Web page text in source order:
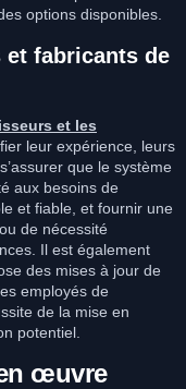
options disponibles.
et fabricants de
et les
leur expérience, leurs
que le système
aux besoins de
et fiable, et fournir une
de nécessité
Il est également
des mises à jour de
employés de
de la mise en
potentiel.
œuvre